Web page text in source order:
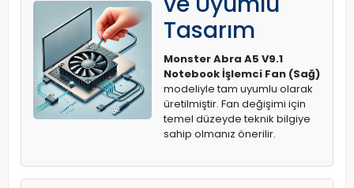
Tasarım
Monster Abra A5 V9.1
Notebook İşlemci Fan (Sağ)
modeliyle tam uyumlu olarak
üretilmiştir. Fan değişimi için
temel düzeyde teknik bilgiye
sahip olmanız önerilir.